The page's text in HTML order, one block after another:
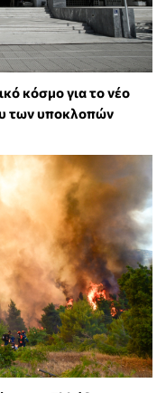
κόσμο για το νέο
των υποκλοπών